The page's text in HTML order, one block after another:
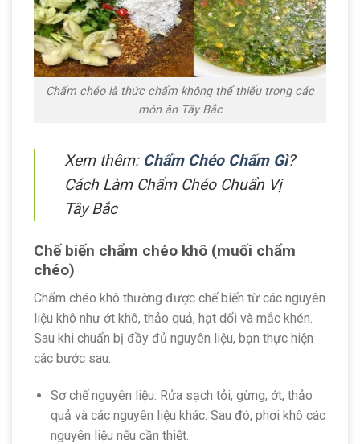
Chẩm chéo là thức chấm không thể thiếu trong các
món ăn Tây Bắc
Xem thêm: Chẩm Chéo Chấm Gì?
Cách Làm Chẩm Chéo Chuẩn Vị
Tây Bắc
Chế biến chẩm chéo khô (muối chẩm
chéo)
Chẩm chéo khô thường được chế biến từ các nguyên
liệu khô như ớt khô, thảo quả, hạt dổi và mắc khén.
Sau khi chuẩn bị đầy đủ nguyên liệu, bạn thực hiện
các bước sau:
Sơ chế nguyên liệu: Rửa sạch tỏi, gừng, ớt, thảo
quả và các nguyên liệu khác. Sau đó, phơi khô các
nguyên liệu nếu cần thiết.